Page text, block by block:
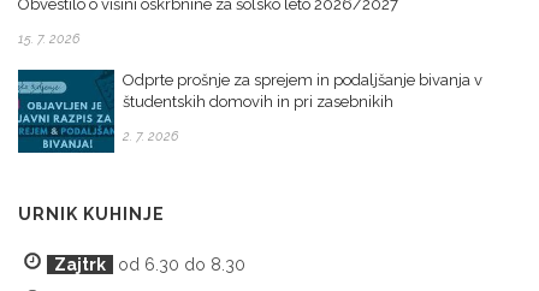
Obvestilo o višini oskrbnine za šolsko leto 2026/2027
15. 7. 2026
Odprte prošnje za sprejem in podaljšanje bivanja v
študentskih domovih in pri zasebnikih
2. 7. 2026
URNIK KUHINJE
Zajtrk
od 6.30 do 8.30